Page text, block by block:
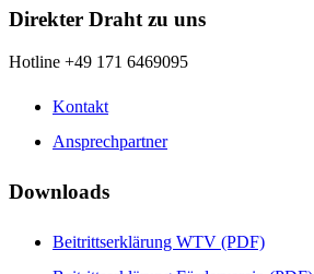
Direkter Draht zu uns
Hotline +49 171 6469095
Kontakt
Ansprechpartner
Downloads
Beitrittserklärung WTV (PDF)